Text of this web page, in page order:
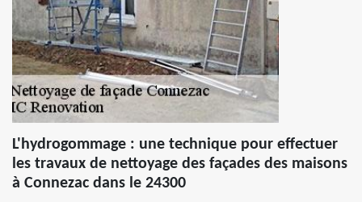
L'hydrogommage : une technique pour effectuer
les travaux de nettoyage des façades des maisons
à Connezac dans le 24300